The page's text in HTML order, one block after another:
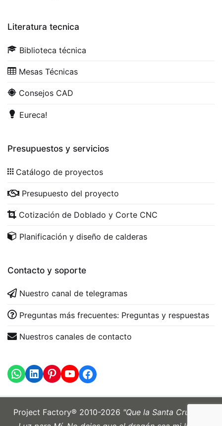
Literatura tecnica
Biblioteca técnica
Mesas Técnicas
Consejos CAD
Eureca!
Presupuestos y servicios
Catálogo de proyectos
Presupuesto del proyecto
Cotización de Doblado y Corte CNC
Planificación y diseño de calderas
Contacto y soporte
Nuestro canal de telegramas
Preguntas más frecuentes: Preguntas y respuestas
Nuestros canales de contacto
WhatsApp
LinkedInhttps://
Project Factory® 2010-2026 "Que la Santa Cruz sea